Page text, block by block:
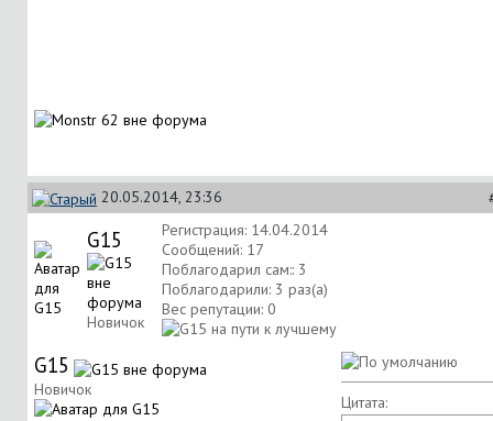
20.05.2014, 23:36
G15
Новичок
Регистрация: 14.04.2014
Сообщений: 17
Поблагодарил сам:: 3
Поблагодарили: 3 раз(а)
Вес репутации: 0
G15
Новичок
Цитата: